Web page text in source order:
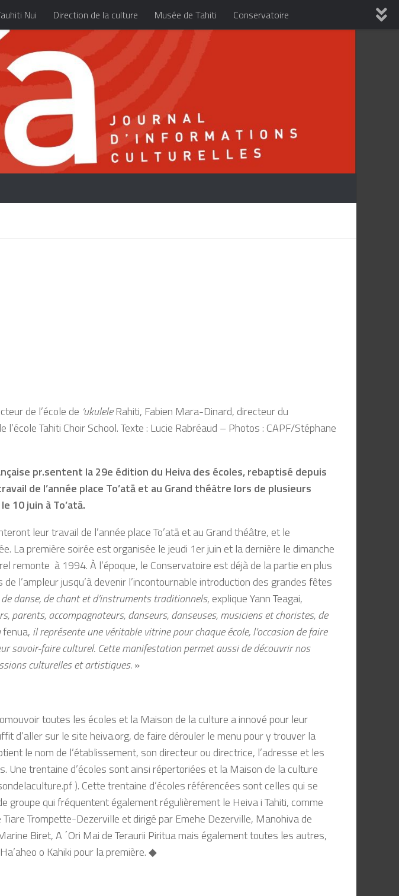
Nui Direction de la culture Musée de Tahiti Conservatoire
de l’école de ‘ukuleleRahiti, Fabien Mara-Dinard, directeur du
Tahiti Choir School. Texte : Lucie Rabréaud – Photos : CAPF/Stéphane
pr.sentent la 29e édition du Heiva des écoles, rebaptisé depuis
de l’année place To’atā et au Grand théâtre lors de plusieurs
10 juin à To’atā.
leur travail de l’année place To’atā et au Grand théâtre, et le
La première soirée est organisée le jeudi 1er juin et la dernière le dimanche
remonte à 1994. À l’époque, le Conservatoire est déjà de la partie en plus
l’ampleur jusqu’à devenir l’incontournable introduction des grandes fêtes
danse, de chant et d’instruments traditionnels, explique Yann Teagai,
parents, accompagnateurs, danseurs, danseuses, musiciens et choristes, de
fenua, il représente une véritable vitrine pour chaque école, l’occasion de faire
savoir-faire culturel. Cette manifestation permet aussi de découvrir nos
culturelles et artistiques.»
toutes les écoles et la Maison de la culture a innové pour leur
d’aller sur le site heiva.org, de faire dérouler le menu pour y trouver la
le nom de l’établissement, son directeur ou directrice, l’adresse et les
trentaine d’écoles sont ainsi répertoriées et la Maison de la culture
). Cette trentaine d’écoles référencées sont celles qui se
qui fréquentent également régulièrement le Heiva i Tahiti, comme
Trompette-Dezerville et dirigé par Emehe Dezerville, Manohiva de
Biret, A ΄Ori Mai de Teraurii Piritua mais également toutes les autres,
o Kahiki pour la première. ◆